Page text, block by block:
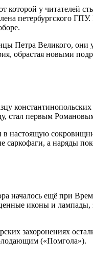
которой у читателей
петербургского
.
Петра Великого, они
обрастая новыми
стал первым
в настоящую
саркофаги, а наряды
началось ещё при
иконы и
захоронениях
(«Помгола»).